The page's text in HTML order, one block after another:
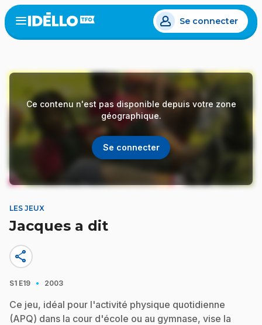
Aller
au
contenu
Open
menu
Se connecter
Ce contenu n'est pas disponible depuis votre zone
géographique.
Se connecter
LES JEUX
Jacques a dit
share
S1 E19 · 2003
Ce jeu, idéal pour l'activité physique quotidienne
(APQ) dans la cour d'école ou au gymnase, vise la